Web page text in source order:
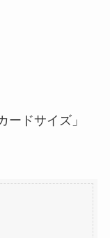
ードサイズ」